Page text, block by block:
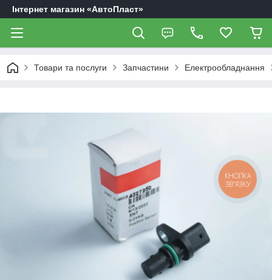
Інтернет магазин «АвтоПласт»
Товари та послуги Запчастини Електрообладнання
КНОПКА
ЗВ'ЯЗКУ